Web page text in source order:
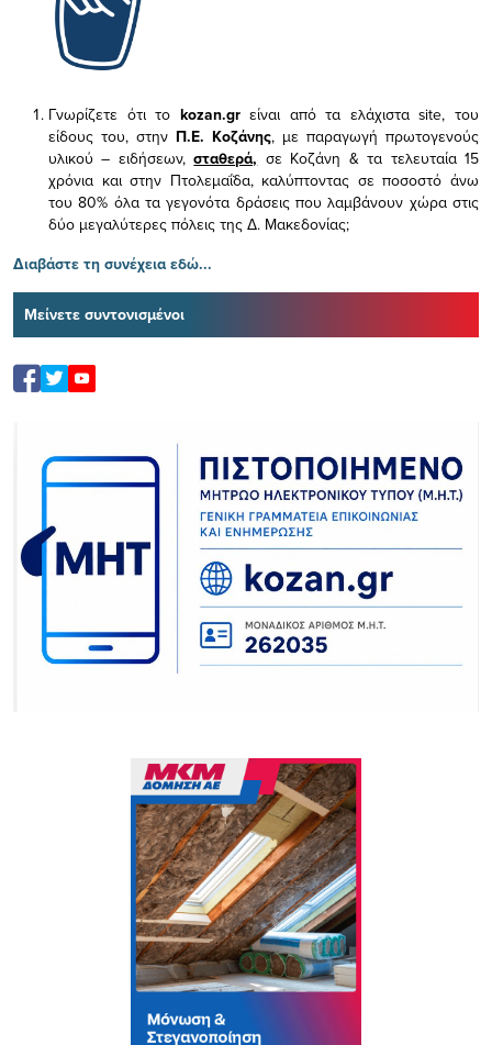
Γνωρίζετε ότι το kozan.gr είναι από τα ελάχισταsite, του
είδους του, στην Π.Ε. Κοζάνης, με παραγωγή πρωτογενούς
υλικού – ειδήσεων,σταθερά, σε Κοζάνη & τα τελευταία 15
χρόνια και στην Πτολεμαΐδα, καλύπτοντας σε ποσοστό άνω
του 80% όλα τα γεγονότα δράσεις που λαμβάνουν χώρα στις
δύο μεγαλύτερες πόλεις της Δ. Μακεδονίας;
Διαβάστε τη συνέχεια εδώ...
Μείνετε συντονισμένοι